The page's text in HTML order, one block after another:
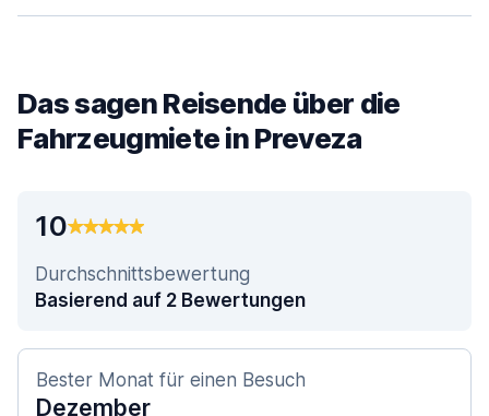
Das sagen Reisende über die
Fahrzeugmiete in Preveza
10
Durchschnittsbewertung
Basierend auf 2 Bewertungen
Bester Monat für einen Besuch
Dezember